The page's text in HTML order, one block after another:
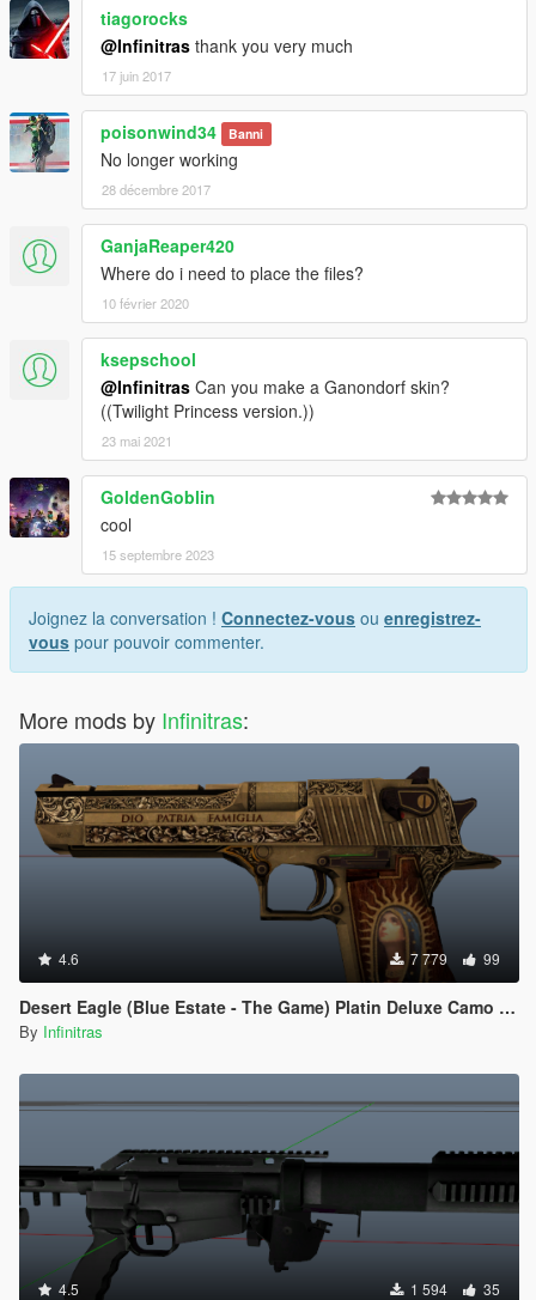
tiagorocks
@Infinitras thank you very much
17 juin 2017
poisonwind34 Banni
No longer working
28 décembre 2017
GanjaReaper420
Where do i need to place the files?
10 février 2020
ksepschool
@Infinitras Can you make a Ganondorf skin?
((Twilight Princess version.))
23 mai 2021
GoldenGoblin
cool
15 septembre 2023
Joignez la conversation ! Connectez-vous ou enregistrez-
vous pour pouvoir commenter.
More mods by Infinitras:
4.6 7 779 99
Desert Eagle (Blue Estate - The Game) Platin Deluxe Camo replacement
By Infinitras
4.5 1 594 35